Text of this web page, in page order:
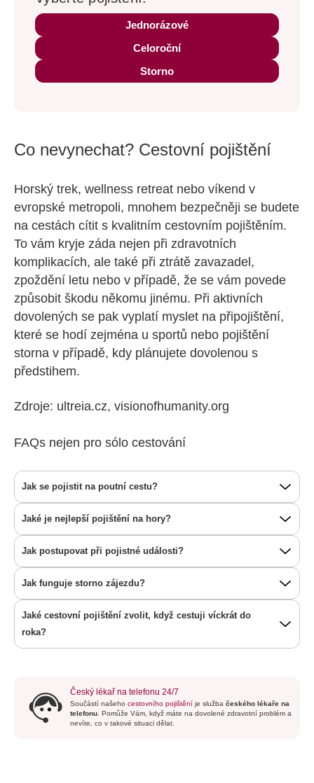
Jednorázové
Celoroční
Storno
Co nevynechat? Cestovní pojištění
Horský trek, wellness retreat nebo víkend v
evropské metropoli, mnohem bezpečněji se budete
na cestách cítit s kvalitním cestovním pojištěním.
To vám kryje záda nejen při zdravotních
komplikacích, ale také při ztrátě zavazadel,
zpoždění letu nebo v případě, že se vám povede
způsobit škodu někomu jinému. Při aktivních
dovolených se pak vyplatí myslet na připojištění,
které se hodí zejména u sportů nebo pojištění
storna v případě, kdy plánujete dovolenou s
předstihem.
Zdroje: ultreia.cz, visionofhumanity.org
FAQs nejen pro sólo cestování
Jak se pojistit na poutní cestu?
Jaké je nejlepší pojištění na hory?
Jak postupovat při pojistné události?
Jak funguje storno zájezdu?
Jaké cestovní pojištění zvolit, když cestuji víckrát do
roka?
Český lékař na telefonu 24/7
Součástí našeho cestovního pojištěníje služba českého lékaře na
telefonu. Pomůže Vám, když máte na dovolené zdravotní problém a
nevíte, co v takové situaci dělat.